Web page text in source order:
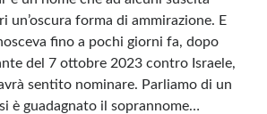
un’oscura forma di ammirazione. E
fino a pochi giorni fa, dopo
del 7 ottobre 2023 contro Israele,
sentito nominare. Parliamo di un
è guadagnato il soprannome…